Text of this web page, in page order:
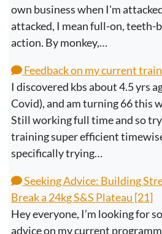
own business when I'm
attacked, I mean full-on, teeth-
action. By monkey,…
Feedback on my current
I discovered kbs about 4.5 yrs
Covid), and am turning 66 this
Still working full time and so
training super efficient
specifically trying…
Seeking Advice: Building
Break a 24kg S&S Plateau [21]
Hey everyone, I’m looking for
advice on my current